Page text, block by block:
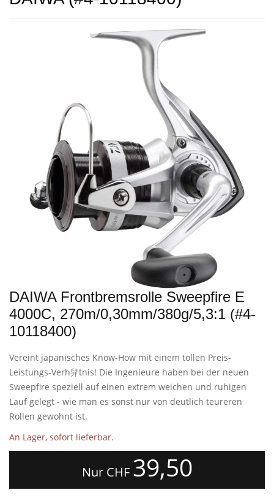
DAIWA Frontbremsrolle Sweepfire E
4000C, 270m/0,30mm/380g/5,3:1 (#4-
10118400)
Vereint japanisches Know-How mit einem tollen Preis-
Leistungs-Verh舁tnis! Die Ingenieure haben bei der neuen
Sweepfire speziell auf einen extrem weichen und ruhigen
Lauf gelegt - wie man es sonst nur von deutlich teureren
Rollen gewohnt ist.
An Lager, sofort lieferbar.
Nur CHF 39,50